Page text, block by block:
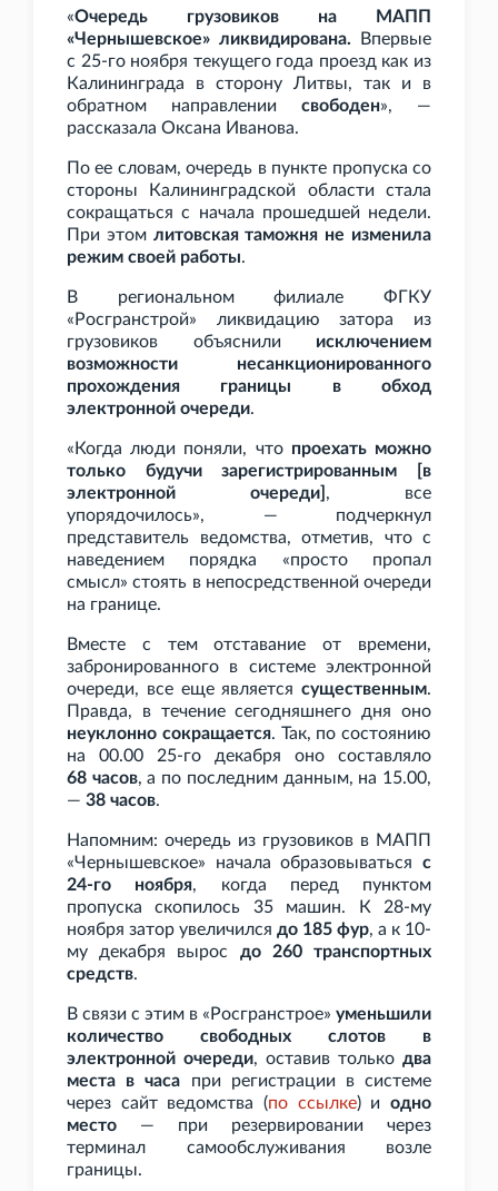
«Очередь грузовиков на МАПП
«Чернышевское» ликвидирована. Впервые
с 25-го ноября текущего года проезд как из
Калининграда в сторону Литвы, так и в
обратном направлении свободен», —
рассказала Оксана Иванова.
По ее словам, очередь в пункте пропуска со
стороны Калининградской области стала
сокращаться с начала прошедшей недели.
При этом литовская таможня не изменила
режим своей работы.
В региональном филиале ФГКУ
«Росгранстрой» ликвидацию затора из
грузовиков объяснили исключением
возможности несанкционированного
прохождения границы в обход
электронной очереди.
«Когда люди поняли, что проехать можно
только будучи зарегистрированным [в
электронной очереди] , все
упорядочилось», — подчеркнул
представитель ведомства, отметив, что с
наведением порядка «просто пропал
смысл» стоять в непосредственной очереди
на границе.
Вместе с тем отставание от времени,
забронированного в системе электронной
очереди, все еще является существенным.
Правда, в течение сегодняшнего дня оно
неуклонно сокращается. Так, по состоянию
на 00.00 25-го декабря оно составляло
68 часов, а по последним данным, на 15.00,
— 38 часов.
Напомним: очередь из грузовиков в МАПП
«Чернышевское» начала образовываться с
24-го ноября, когда перед пунктом
пропуска скопилось 35 машин. К 28-му
ноября затор увеличился до 185 фур, а к 10-
му декабря вырос до 260 транспортных
средств.
В связи с этим в «Росгранстрое» уменьшили
количество свободных слотов в
электронной очереди, оставив только два
места в часа при регистрации в системе
через сайт ведомства (по ссылке) иодно
место — при резервировании через
терминал самообслуживания возле
границы.